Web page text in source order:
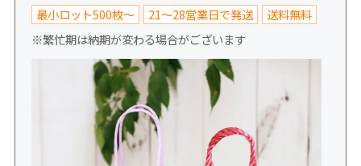
最小ロット500枚～ 21～28営業日で発送
送料無料
※繁忙期は納期が変わる場合がございます